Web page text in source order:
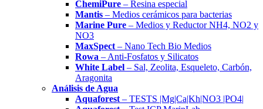
ChemiPure – Resina especial
Mantis – Medios cerámicos para bacterias
Marine Pure – Medios y Reductor NH4, NO2 y
NO3
MaxSpect – Nano Tech Bio Medios
Rowa – Anti-Fosfatos y Silicatos
White Label – Sal, Zeolita, Esqueleto, Carbón,
Aragonita
Análisis de Agua
Aquaforest – TESTS |Mg|Ca|Kh|NO3 |PO4|